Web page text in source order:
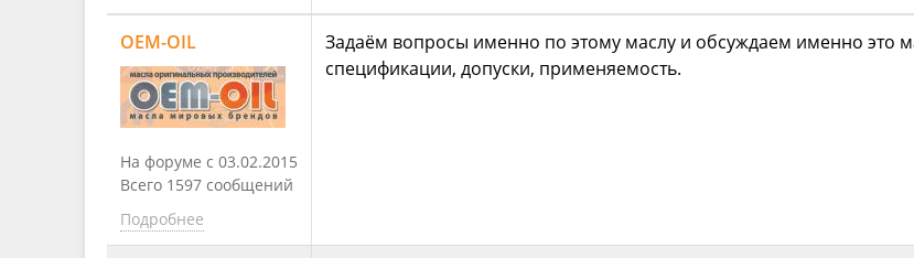
OEM-OIL
На форуме с 03.02.2015
Всего 1597 сообщений
Подробнее
Задаём вопросы именно по этому маслу и обсуждаем именно это
спецификации, допуски, применяемость.